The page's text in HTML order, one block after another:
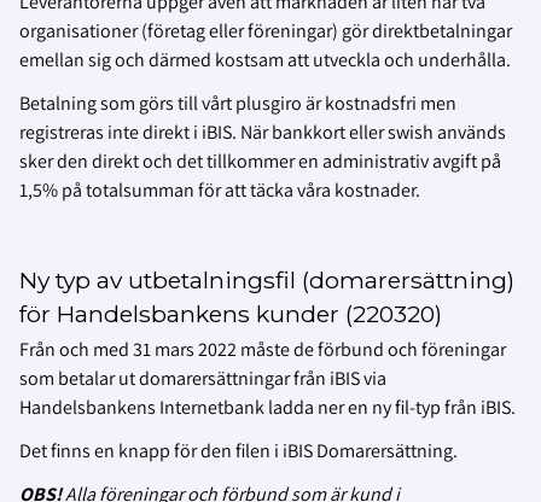
organisationer (företag eller föreningar) gör direktbetalningar
emellan sig och därmed kostsam att utveckla och underhålla.
Betalning som görs till vårt plusgiro är kostnadsfri men
registreras inte direkt i iBIS. När bankkort eller swish används
sker den direkt och det tillkommer en administrativ avgift på
1,5% på totalsumman för att täcka våra kostnader.
Ny typ av utbetalningsfil (domarersättning)
för Handelsbankens kunder (220320)
Från och med 31 mars 2022 måste de förbund och föreningar
som betalar ut domarersättningar från iBIS via
Handelsbankens Internetbank ladda ner en ny fil-typ från iBIS.
Det finns en knapp för den filen i iBIS Domarersättning.
OBS!Alla föreningar och förbund som är kund i